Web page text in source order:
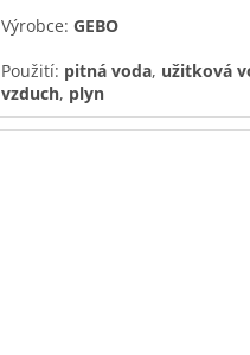
Výrobce: GEBO
Použití: pitná voda, užitková
vzduch, plyn